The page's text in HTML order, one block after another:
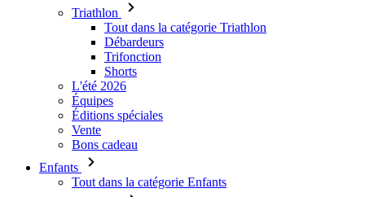
Triathlon
Tout dans la catégorie Triathlon
Débardeurs
Trifonction
Shorts
L'été 2026
Équipes
Éditions spéciales
Vente
Bons cadeau
Enfants
Tout dans la catégorie Enfants